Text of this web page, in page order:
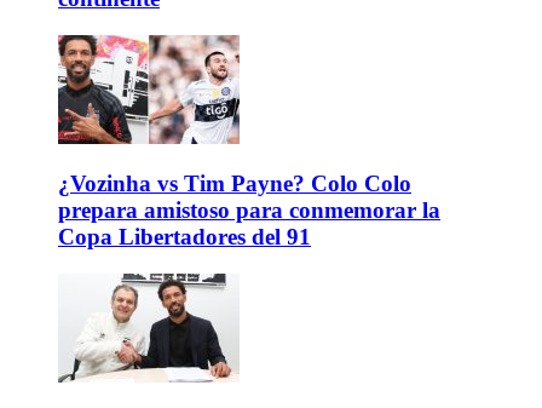
¿Vozinha vs Tim Payne? Colo Colo
prepara amistoso para conmemorar la
Copa Libertadores del 91